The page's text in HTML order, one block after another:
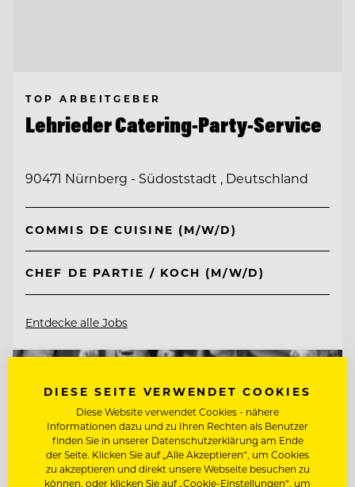
TOP ARBEITGEBER
Lehrieder Catering-Party-Service
90471 Nürnberg - Südoststadt , Deutschland
COMMIS DE CUISINE (M/W/D)
CHEF DE PARTIE / KOCH (M/W/D)
Entdecke alle Jobs
DIESE SEITE VERWENDET COOKIES
Diese Website verwendet Cookies - nähere
Informationen dazu und zu Ihren Rechten als Benutzer
finden Sie in unserer Datenschutzerklärung am Ende
der Seite. Klicken Sie auf „Alle Akzeptieren“, um Cookies
zu akzeptieren und direkt unsere Webseite besuchen zu
können, oder klicken Sie auf „Cookie-Einstellungen“, um